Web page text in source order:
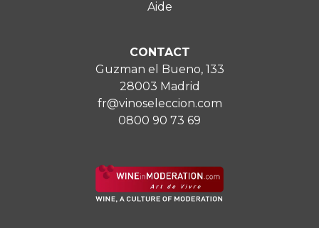
Aide
CONTACT
Guzman el Bueno, 133
28003 Madrid
fr@vinoseleccion.com
0800 90 73 69